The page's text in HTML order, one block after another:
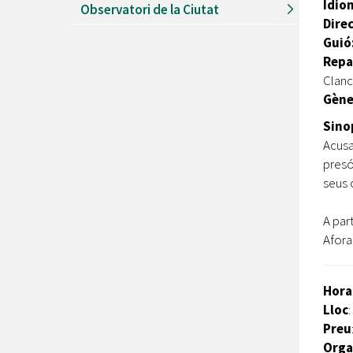
Observatori de la Ciutat
seus
A
Hora
Lloc
Preu